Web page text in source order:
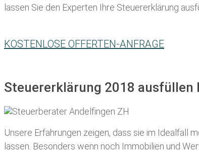
lassen Sie den Experten Ihre Steuererklärung
KOSTENLOSE OFFERTEN-ANFRAGE
Steuererklärung 2018 ausfüllen
Unsere Erfahrungen zeigen, dass sie im Idealfall
lassen . Besonders wenn noch Immobilien und